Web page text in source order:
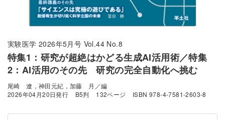
実験医学 2026年5月号 Vol.44 No.8
特集1：研究が超絶はかどる生成AI活用術／特集
2：AI活用のその先 研究の完全自動化へ挑む
尾崎 遼，神田元紀，加藤 月／編
2026年04月20日発行
B5判 132ページ ISBN 978-4-7581-2603-8